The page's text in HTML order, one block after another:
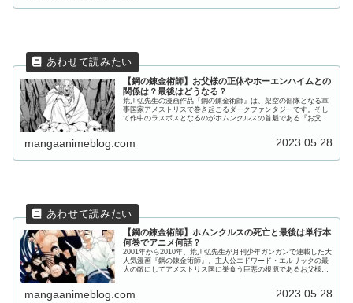
【鋼の錬金術師】お父様の正体やホーエンハイムとの
関係は？最後はどうなる？
荒川弘先生の漫画作品『鋼の錬金術師』は、架空の部隊となる軍
事国家アメストリスで巻き起こるダークファンタジーです。そし
て作中のラスボスとなるのがホムンクルスの首魁である『お父
mangaanimeblog.com 2023.05.28
【鋼の錬金術師】ホムンクルスの死亡と最後は単行本
何巻でアニメ何話？
2001年から2010年、荒川弘先生が月刊少年ガンガンで連載した大
人気漫画『鋼の錬金術師』。主人公エドワード・エルリックの最
大の敵にしてアメストリス国に巣食う巨悪の根源であるお父様が
mangaanimeblog.com 2023.05.28